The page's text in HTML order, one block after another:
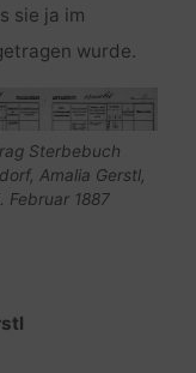
sie ja im
wurde.
Sterbebuch
Amalia Gerstl,
Februar 1887